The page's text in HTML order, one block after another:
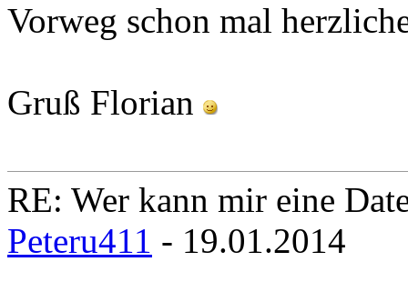
Vorweg schon mal
Gruß Florian
RE: Wer kann mir eine
Peteru411 - 19.01.2014